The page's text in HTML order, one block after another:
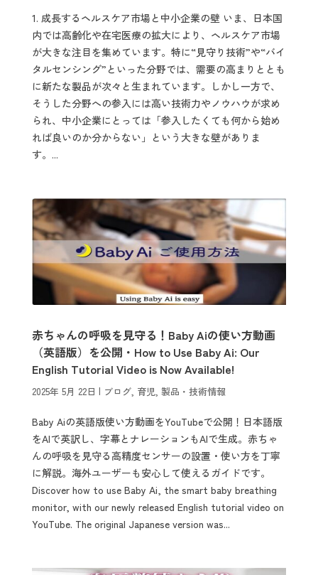
1. 成長するヘルスケア市場と中小企業の壁 いま、日本国
内では高齢化や在宅医療の拡大により、ヘルスケア市場
が大きな注目を集めています。特に“見守り技術”や“バイ
タルセンシング”といった分野では、需要の高まりととも
に新たな製品が次々と生まれています。しかし一方で、
そうした分野への参入には高い技術力やノウハウが求め
られ、中小企業にとっては「参入したくても何から始め
れば良いのか分からない」という大きな壁がありま
す。...
赤ちゃんの呼吸を見守る！Baby Aiの使い方動画
（英語版）を公開・How to Use Baby Ai: Our
English Tutorial Video is Now Available!
2025年 5月 22日 | ブログ, 育児, 製品・技術情報
Baby Aiの英語版使い方動画をYouTubeで公開！日本語版
をAIで英訳し、字幕とナレーションもAIで生成。赤ちゃ
んの呼吸を見守る高精度センサーの設置・使い方を丁寧
に解説。海外ユーザーも安心して使えるガイドです。
Discover how to use Baby Ai, the smart baby breathing
monitor, with our newly released English tutorial video on
YouTube. The original Japanese version was...